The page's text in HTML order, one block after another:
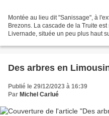
Montée au lieu dit "Sanissage", à
Brezons. La cascade de la Truite
Livernade, située un peu plus haut
Publié le 29/12/2023 à 16:39
Par Michel Carlué